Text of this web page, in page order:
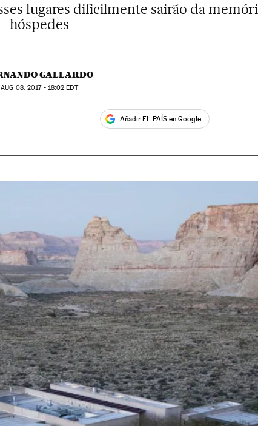
lugares dificilmente sairão da
hóspedes
GALLARDO
AUG 08, 2017 - 18:02 EDT
Añadir EL PAÍS en Google